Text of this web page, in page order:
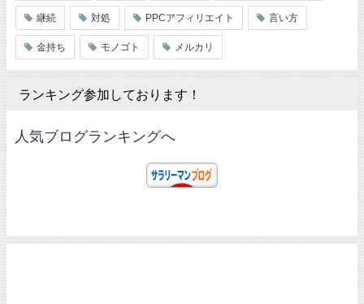
継続 対処 PPCアフィリエイト 言い方
金持ち モノゴト メルカリ
ランキング参加しております！
人気ブログランキングへ